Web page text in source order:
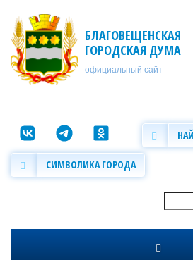
БЛАГОВЕЩЕНСКАЯ
ГОРОДСКАЯ ДУМА
официальный сайт
СИМВОЛИКА ГОРОДА